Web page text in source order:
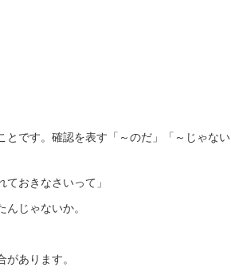
です。確認を表す「～のだ」「～じゃない
きなさいって」
ゃないか。
あります。